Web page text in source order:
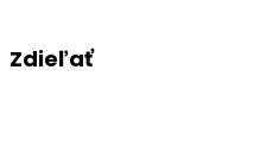
Zdieľať